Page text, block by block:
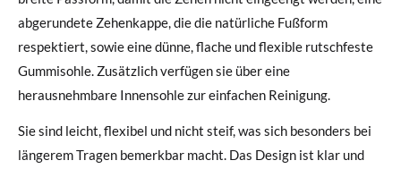
abgerundete Zehenkappe, die die natürliche Fußform
respektiert, sowie eine dünne, flache und flexible rutschfeste
Gummisohle. Zusätzlich verfügen sie über eine
herausnehmbare Innensohle zur einfachen Reinigung.
Sie sind leicht, flexibel und nicht steif, was sich besonders bei
längerem Tragen bemerkbar macht. Das Design ist klar und